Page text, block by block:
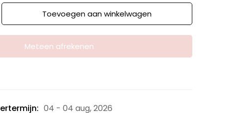
Toevoegen aan winkelwagen
Meteen afrekenen
04 - 04 aug, 2026